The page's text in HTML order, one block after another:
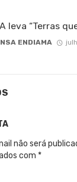
leva “Terras
ENDIAMA
não será
com *